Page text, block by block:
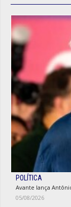
POLÍTICA
Avante lança
05/08/2026